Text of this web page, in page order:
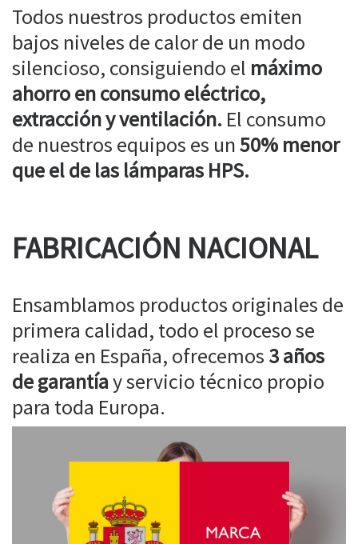
Todos nuestros productos emiten
bajos niveles de calor de un modo
silencioso, consiguiendo el máximo
ahorro en consumo eléctrico,
extracción y ventilación. El consumo
de nuestros equipos es un50% menor
que el de las lámparas HPS.
FABRICACIÓN NACIONAL
Ensamblamos productos originales de
primera calidad, todo el proceso se
realiza en España, ofrecemos 3 años
de garantíay servicio técnico propio
para toda Europa.